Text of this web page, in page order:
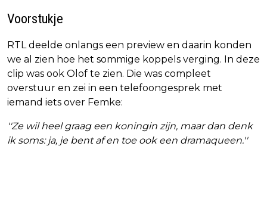
Voorstukje
RTL deelde onlangs een preview en daarin konden
we al zien hoe het sommige koppels verging. In deze
clip was ook Olof te zien. Die was compleet
overstuur en zei in een telefoongesprek met
iemand iets over Femke:
''Ze wil heel graag een koningin zijn, maar dan denk
ik soms: ja, je bent af en toe ook een dramaqueen.''